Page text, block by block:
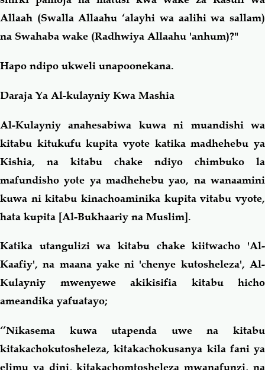
Allaah (Swalla Allaahu ‘alayhi wa aalihi wa sallam)
na Swahaba wake (Radhwiya Allaahu 'anhum)?"
Hapo ndipo ukweli unapoonekana.
Daraja Ya Al-kulayniy Kwa Mashia
Al-Kulayniy anahesabiwa kuwa ni muandishi wa
kitabu kitukufu kupita vyote katika madhehebu ya
Kishia, na kitabu chake ndiyo chimbuko la
mafundisho yote ya madhehebu yao, na wanaamini
kuwa ni kitabu kinachoaminika kupita vitabu vyote,
hata kupita [Al-Bukhaariy na Muslim].
Katika utangulizi wa kitabu chake kiitwacho 'Al-
Kaafiy', na maana yake ni 'chenye kutosheleza', Al-
Kulayniy mwenyewe akikisifia kitabu hicho
ameandika yafuatayo;
‘’Nikasema kuwa utapenda uwe na kitabu
kitakachokutosheleza, kitakachokusanya kila fani ya
elimu ya dini, kitakachomtosheleza mwanafunzi, na